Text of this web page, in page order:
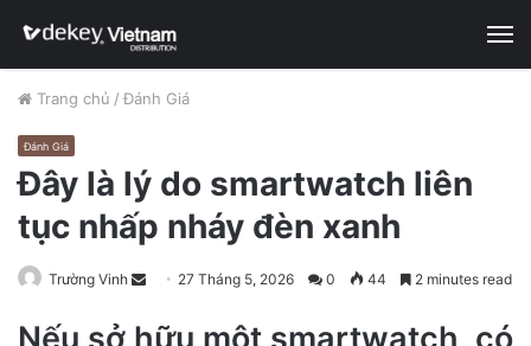
Trang chủ / Đánh Giá
Đánh Giá
Đây là lý do smartwatch liên
tục nhấp nháy đèn xanh
Trường Vinh
n
27 Tháng 5, 2026 0 44 2 minutes read